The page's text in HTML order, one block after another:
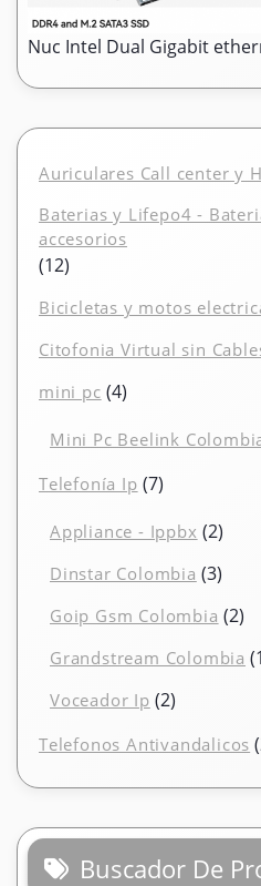
Nuc Intel Dual Gigabit
Auriculares Call center y
Baterias y Lifepo4 -
accesorios
1212
Bicicletas y motos
Citofonia Virtual sin
mini pc 44
Mini Pc Beelink
Telefonía Ip 77
Appliance - Ippbx 22
Dinstar Colombia 33
Goip Gsm Colombia 22
Grandstream Colombia 1
Voceador Ip 22
Telefonos Antivandalicos
Buscador De